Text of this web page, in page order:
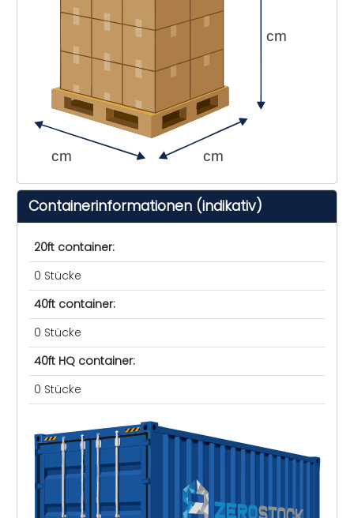
cm cm
cm
Containerinformationen (indikativ)
20ft container:
0 Stücke
40ft container:
0 Stücke
40ft HQ container:
0 Stücke